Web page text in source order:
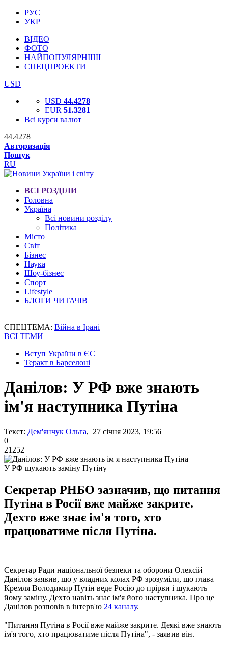
РУС
УКР
ВІДЕО
ФОТО
НАЙПОПУЛЯРНІШІ
СПЕЦПРОЕКТИ
USD
USD 44.4278
EUR 51.3281
Всі курси валют
44.4278
Авторизація
Пошук
RU
ВСІ РОЗДІЛИ
Головна
Україна
Всі новини розділу
Політика
Місто
Світ
Бізнес
Наука
Шоу-бізнес
Спорт
Lifestyle
БЛОГИ ЧИТАЧІВ
СПЕЦТЕМА: Війна в Ірані
ВСІ ТЕМИ
Вступ України в ЄС
Теракт в Барселоні
Данілов: У РФ вже знають
ім'я наступника Путіна
Текст: Дем'янчук Ольга, 27 січня 2023, 19:56
0
21252
У РФ шукають заміну Путіну
Секретар РНБО зазначив, що питання
Путіна в Росії вже майже закрите.
Дехто вже знає ім'я того, хто
працюватиме після Путіна.
Секретар Ради національної безпеки та оборони Олексій
Данілов заявив, що у владних колах РФ зрозуміли, що глава
Кремля Володимир Путін веде Росію до прірви і шукають
йому заміну. Дехто навіть знає ім'я його наступника. Про це
Данілов розповів в інтерв'ю 24 каналу.
"Питання Путіна в Росії вже майже закрите. Деякі вже знають
ім'я того, хто працюватиме після Путіна", - заявив він.